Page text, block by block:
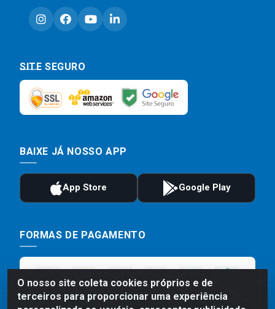
O nosso site coleta cookies próprios e de
terceiros para proporcionar uma experiência
SITE SEGURO
BAIXE JÁ NOSSO APP
FORMAS DE PAGAMENTO